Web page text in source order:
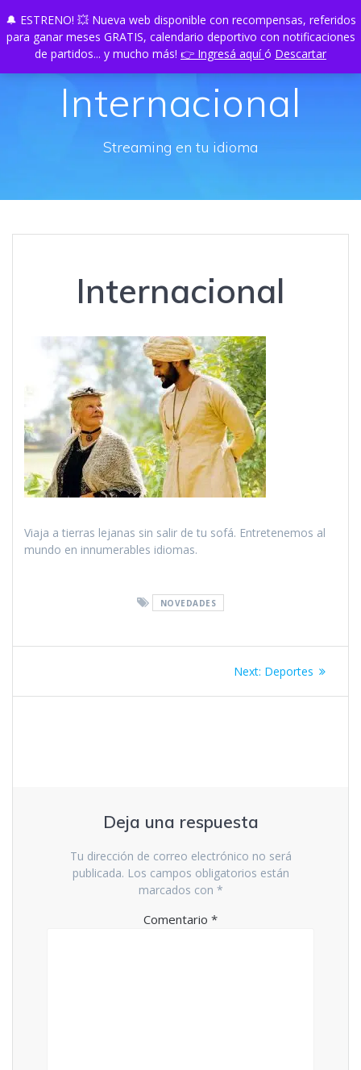
🔔 ESTRENO! 💥 Nueva web disponible con recompensas, referidos
para ganar meses GRATIS, calendario deportivo con notificaciones
de partidos... y mucho más! 👉 Ingresá aquíó Descartar
to
content
TUPLAY
Internacional
Streaming en tu idioma
Internacional
Viaja a tierras lejanas sin salir de tu sofá. Entretenemos al
mundo en innumerables idiomas.
NOVEDADES
de
Next: Next
Deportes
Deja una respuesta
Tu dirección de correo electrónico no será
publicada. Los campos obligatorios están
marcados con *
Comentario *